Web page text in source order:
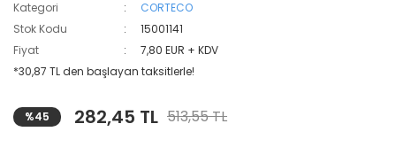
Kategori
CORTECO
Stok Kodu
15001141
Fiyat
7,80 EUR + KDV
*30,87 TL den başlayan taksitlerle!
%45 282,45 TL 513,55 TL